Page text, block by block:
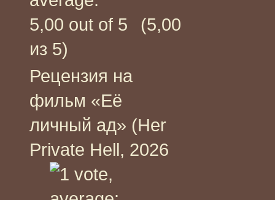
(5,00
из 5)
Рецензия на
фильм «Её
личный ад» (Her
Private Hell, 2026